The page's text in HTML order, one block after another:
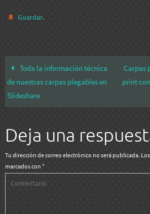
Guardar.
Toda la información técnica
de nuestras carpas plegables en
Slideshare
Carpas
print
Deja una
Tu dirección de correo electrónico no será publicada.
marcados con *